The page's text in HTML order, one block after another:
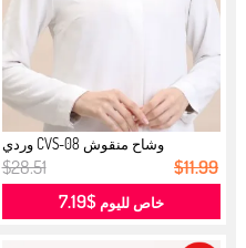
وشاح منقوش CVS-08 وردي
$28.51 $11.99
خاص لليوم$7.19